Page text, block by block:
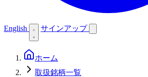
English サインアップ
ホーム
取扱銘柄一覧